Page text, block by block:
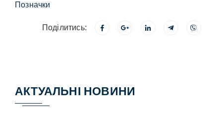
Позначки
Поділитись:
АКТУАЛЬНІ НОВИНИ